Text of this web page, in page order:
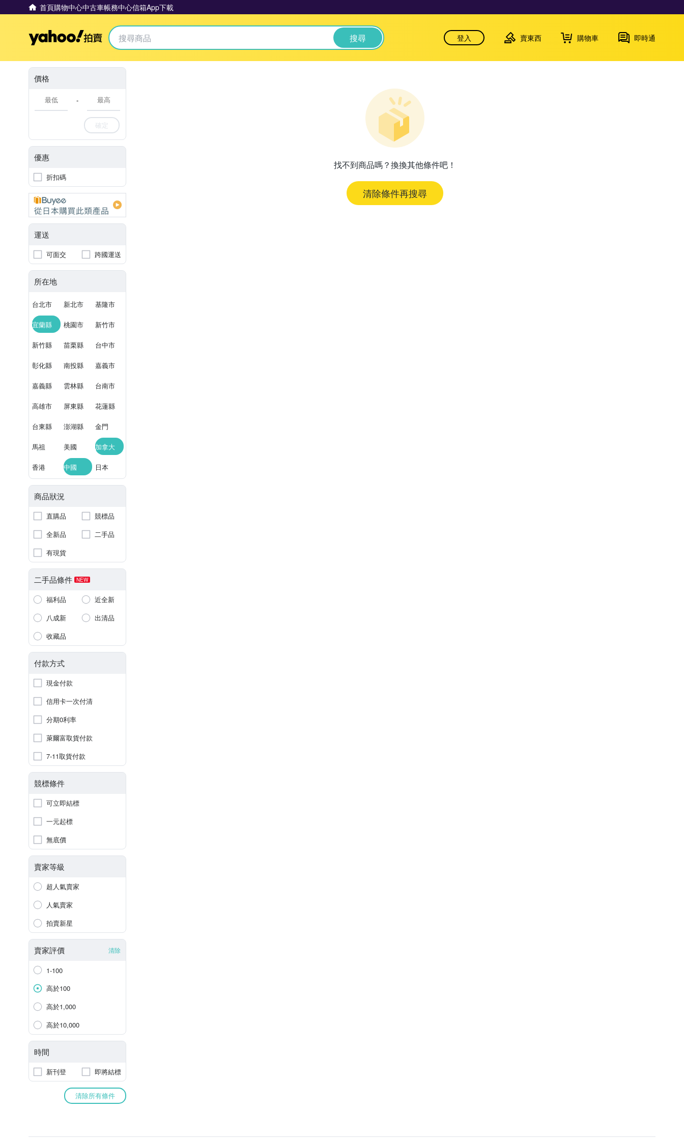
首頁購物中心中古車帳務中心信箱App下載
Yahoo拍賣 搜尋 登入 賣東西 購物車 即時通
價格
-
確定
優惠
折扣碼
運送
可面交 跨國運送
所在地
台北市 新北市 基隆市
宜蘭縣 桃園市 新竹市
新竹縣 苗栗縣 台中市
彰化縣 南投縣 嘉義市
嘉義縣 雲林縣 台南市
高雄市 屏東縣 花蓮縣
台東縣 澎湖縣 金門
馬祖 美國 加拿大
香港 中國 日本
商品狀況
直購品
競標品
全新品
二手品
有現貨
二手品條件 NEW
福利品
近全新
八成新
出清品
收藏品
付款方式
現金付款
信用卡一次付清
分期0利率
萊爾富取貨付款
7-11取貨付款
競標條件
可立即結標
一元起標
無底價
賣家等級
超人氣賣家
人氣賣家
拍賣新星
賣家評價 清除
1-100
高於100
高於1,000
高於10,000
時間
新刊登 即將結標
清除所有條件
找不到商品嗎？換換其他條件吧！
清除條件再搜尋